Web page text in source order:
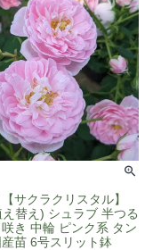
サクラクリスタル】
替え) シュラブ 半つる
き 中輪 ピンク系 タン
苗 6号スリット鉢